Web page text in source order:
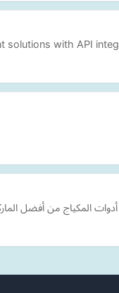
solutions with API
المكياج من أفضل